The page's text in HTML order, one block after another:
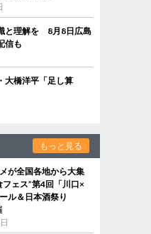
と理解を 8月8日広島
信も
大橋洋平「足し算
もっと見る
が全国各地から大集
ェス”第4回「川口×
ル＆日本酒祭り